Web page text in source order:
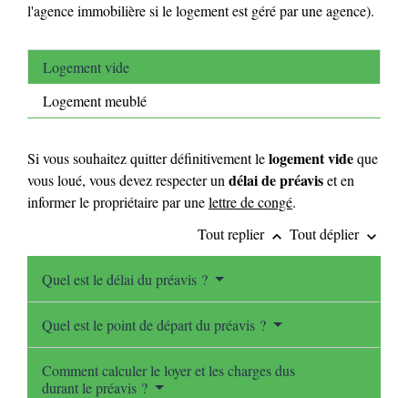
l'agence immobilière si le logement est géré par une agence).
Logement vide
Logement meublé
Si vous souhaitez quitter définitivement lelogement videque
vous loué, vous devez respecter un délai de préaviset en
informer le propriétaire par unelettre de congé.
Tout replier keyboard_arrow_up Tout déplier keyboard_arrow_down
Quel est le délai du préavis ?
Quel est le point de départ du préavis ?
Comment calculer le loyer et les charges dus
durant le préavis ?